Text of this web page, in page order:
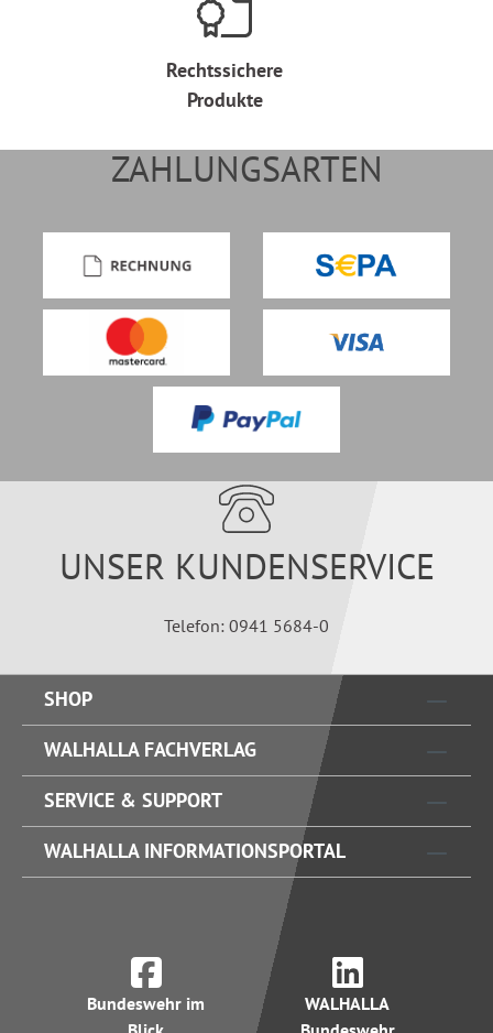
Rechtssichere
Produkte
ZAHLUNGSARTEN
UNSER KUNDENSERVICE
Telefon: 0941 5684-0
SHOP
WALHALLA FACHVERLAG
SERVICE & SUPPORT
WALHALLA INFORMATIONSPORTAL
Bundeswehr im
WALHALLA